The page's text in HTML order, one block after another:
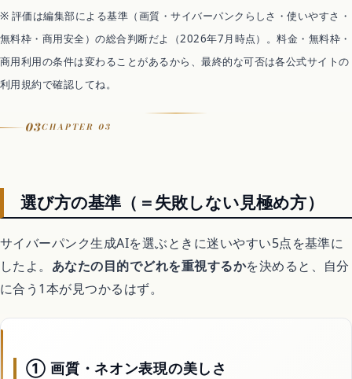
無料でMagic Mediaとテンプレが使える。解放はPro(月1,180円)
目安（円/月換算）
年払いなら年8,300円＝実質月691円(約4割お得)
※ 評価は編集部による基準（画質・サイバーパンクらしさ・使いやすさ・
無料枠・商用安全）の総合判断だよ（2026年7月時点）。料金・無料枠・
商用利用の条件は変わることがあるから、最終的な可否は各公式サイトの
利用規約で確認してね。
03CHAPTER 03
選び方の基準（＝失敗しない見極め方）
サイバーパンク生成AIを選ぶときに迷いやすい5点を基準に
したよ。 あなたの目的でどれを重視するかを決めると、自分
に合う1本が見つかるはず。
① 画質・ネオン表現の美しさ